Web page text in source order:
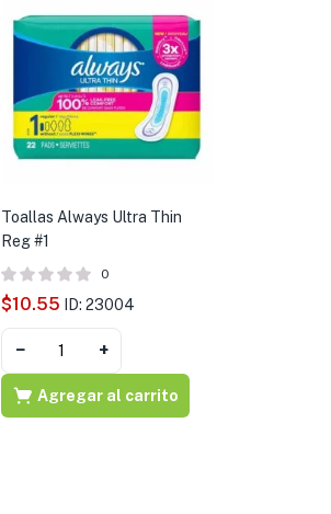
Toallas Always Ultra Thin
Reg #1
0
$10.55 ID: 23004
− +
Agregar al carrito